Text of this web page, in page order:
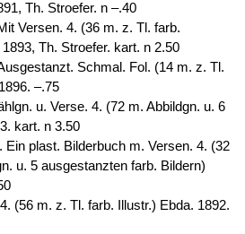
Th. Stroefer. n –.40
Versen. 4. (36 m. z. Tl. farb.
Th. Stroefer. kart. n 2.50
Schmal. Fol. (14 m. z. Tl.
–.75
u. Verse. 4. (72 m. Abbildgn. u. 6
kart. n 3.50
plast. Bilderbuch m. Versen. 4. (32
u. 5 ausgestanzten farb. Bildern)
(56 m. z. Tl. farb. Illustr.) Ebda. 1892.